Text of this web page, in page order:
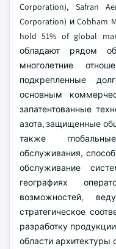
Corporation), Safran
Corporation) и Cobham
hold 51% of global
обладают рядом
многолетние
подкрепленные
основным
запатентованные
азота, защищенные
также
обслуживания,
обслуживание
географиях
возможностей,
стратегическое
разработку
области архитектуры